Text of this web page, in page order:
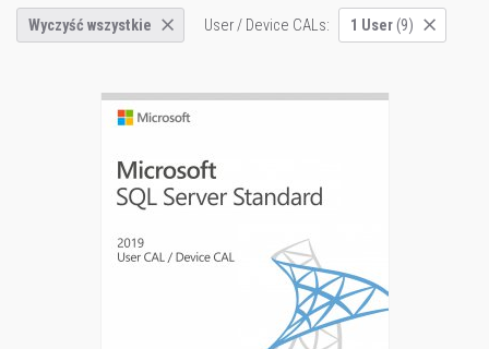
Wyczyść wszystkie User / Device CALs: 1 User(9)